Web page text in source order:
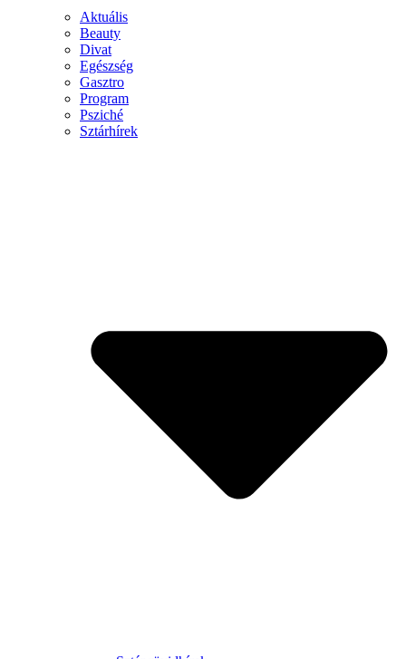
Aktuális
Beauty
Divat
Egészség
Gasztro
Program
Psziché
Sztárhírek